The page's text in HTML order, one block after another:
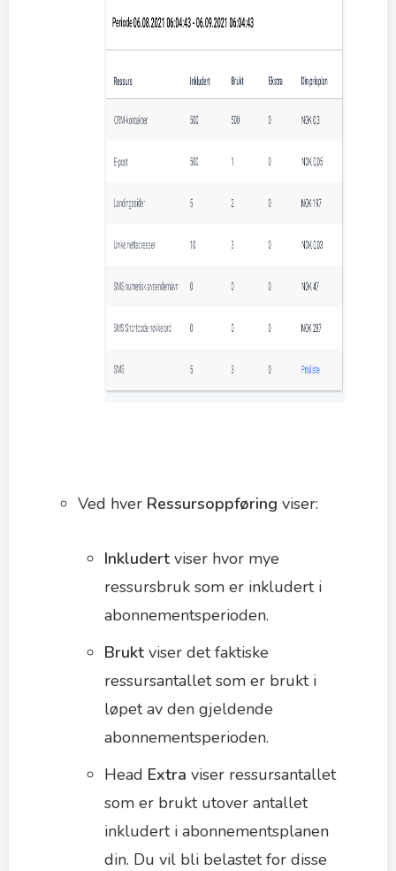
Ved hver Ressursoppføring viser:
Inkludert viser hvor mye
ressursbruk som er inkludert i
abonnementsperioden.
Brukt viser det faktiske
ressursantallet som er brukt i
løpet av den gjeldende
abonnementsperioden.
Head Extra viser ressursantallet
som er brukt utover antallet
inkludert i abonnementsplanen
din. Du vil bli belastet for disse